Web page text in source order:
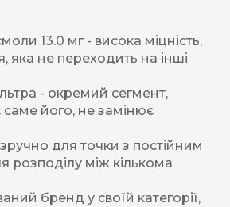
13.0 мг - висока міцність,
яка не переходить на інші
- окремий сегмент,
його, не замінює
для точки з постійним
розподілу між кількома
бренд у своїй категорії,